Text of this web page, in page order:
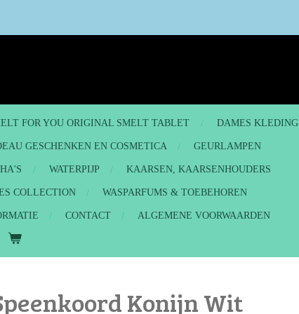
FOR YOU ORIGINAL SMELT TABLET DAMES KLEDING
GESCHENKEN EN COSMETICA GEURLAMPEN
WATERPIJP KAARSEN, KAARSENHOUDERS
COLLECTION WASPARFUMS & TOEBEHOREN
CONTACT ALGEMENE VOORWAARDEN
Konijn Wit